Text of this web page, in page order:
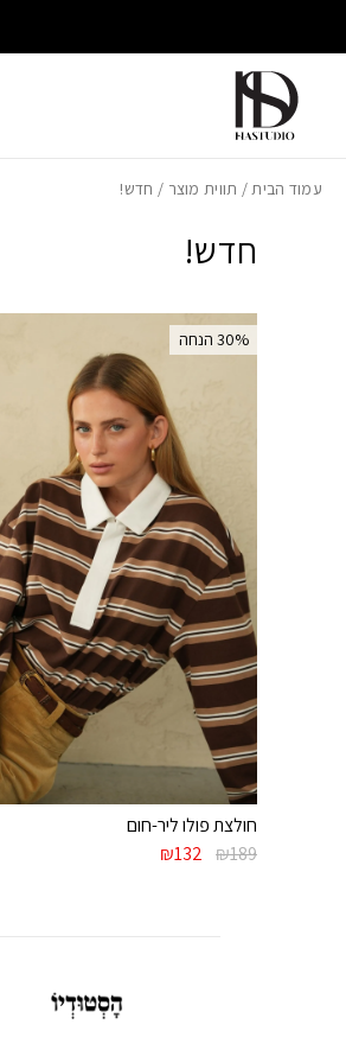
עמוד הבית / תווית מוצר / חדש!
חדש!
‫30% הנחה
חולצת פולו ליר-חום
₪189
המחיר₪132